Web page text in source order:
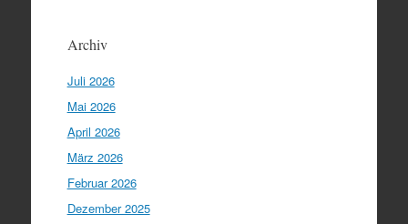
Archiv
Juli 2026
Mai 2026
April 2026
März 2026
Februar 2026
Dezember 2025